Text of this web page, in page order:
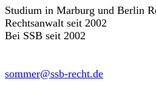
Studium in Marburg und Berlin
Rechtsanwalt seit 2002
Bei SSB seit 2002
sommer@ssb-recht.de